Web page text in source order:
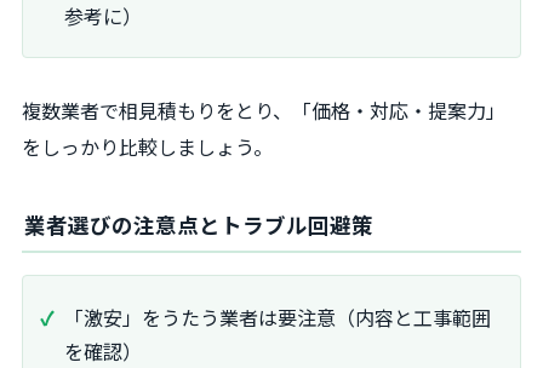
参考に）
複数業者で相見積もりをとり、「価格・対応・提案力」
をしっかり比較しましょう。
業者選びの注意点とトラブル回避策
「激安」をうたう業者は要注意（内容と工事範囲
を確認）